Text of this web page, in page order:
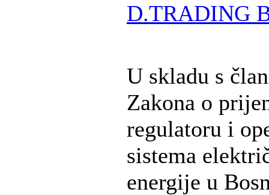
D.TRADING
U skladu s
Zakona o
regulatoru i
sistema
energije u